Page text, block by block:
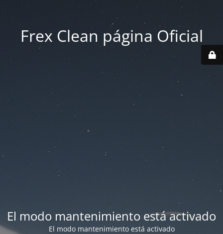
Frex Clean página Oficial
El modo mantenimiento está activado
El modo mantenimiento está activado